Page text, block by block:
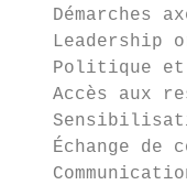
Démarches
Leadership
Politique
Accès aux
Échange de